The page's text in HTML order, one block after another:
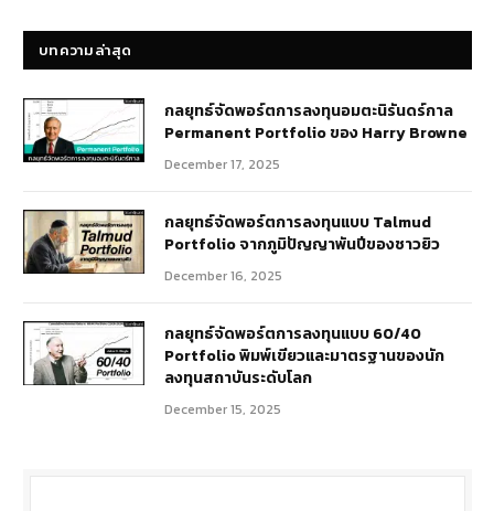
บทความล่าสุด
กลยุทธ์​จัดพอร์ตการลงทุนอมตะนิรันดร์กาล
Permanent Portfolio ของ Harry Browne
December 17, 2025
กลยุทธ์จัดพอร์ตการลงทุนแบบ Talmud
Portfolio จากภูมิปัญญาพันปีของชาวยิว
December 16, 2025
กลยุทธ์จัดพอร์ตการลงทุนแบบ 60/40
Portfolio พิมพ์เขียวและมาตรฐานของนัก
ลงทุนสถาบันระดับโลก
December 15, 2025